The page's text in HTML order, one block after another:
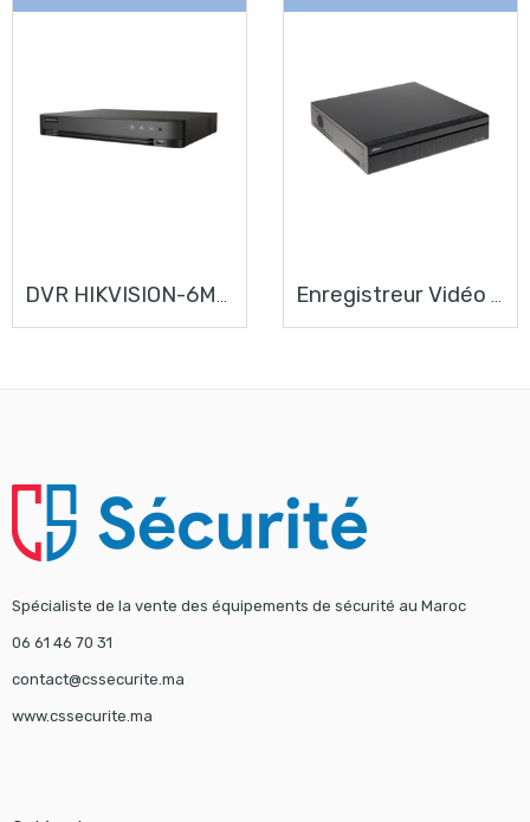
DVR HIKVISION-6MP- IDS-7200HQHI-M1/S SERIES TURBO ACUSENSE Enregistreur Vidéo Réseau 32 Canaux Ultra 4K Prix Maroc
Spécialiste de la vente des équipements de sécurité au Maroc
06 61 46 70 31
contact@cssecurite.ma
www.cssecurite.ma